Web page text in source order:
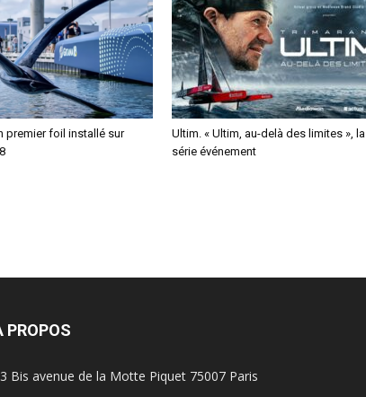
premier foil installé sur
Ultim. « Ultim, au-delà des limites », la
série événement
PROPOS
Bis avenue de la Motte Piquet 75007 Paris